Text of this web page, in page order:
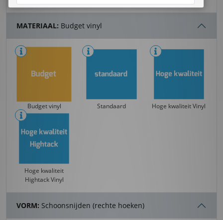
MATERIAAL: Budget vinyl
Budget vinyl Standaard Hoge kwaliteit Vinyl
Hoge kwaliteit
Hightack Vinyl
VORM: Schoonsnijden (rechte hoeken)